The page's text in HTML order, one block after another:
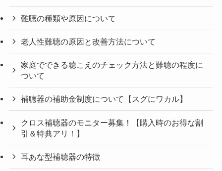
難聴の種類や原因について
老人性難聴の原因と改善方法について
家庭でできる聴こえのチェック方法と難聴の程度に
ついて
補聴器の補助金制度について【スグにワカル】
クロス補聴器のモニター募集！【購入時のお得な割
引＆特典アリ！】
耳あな型補聴器の特徴